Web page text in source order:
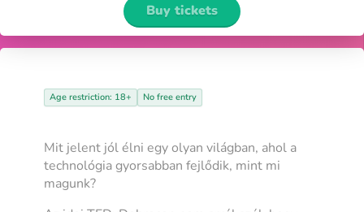
Buy tickets
Age restriction: 18+ No free entry
Mit jelent jól élni egy olyan világban, ahol a
technológia gyorsabban fejlődik, mint mi
magunk?